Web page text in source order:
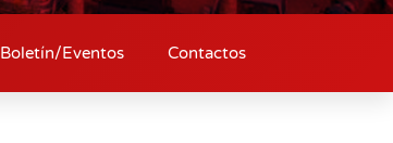
Boletín/Eventos Contactos